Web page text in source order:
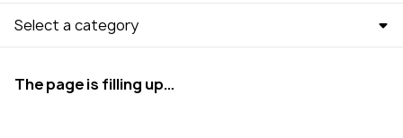
Select a category
The page is filling up…